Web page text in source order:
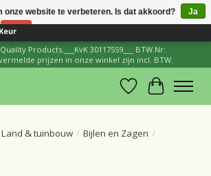
206 Reviews ×
Products.___KvK 30117559___ BTW.Nr:
vermelde prijzen in onze winkel zijn incl. BTW.
Verlanglijst
Land & tuinbouw / Bijlen en Zagen /
onze website te verbeteren. Is dat akkoord?
Ja
Nee